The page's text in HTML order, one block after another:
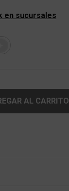
en sucursales
AL CARRITO